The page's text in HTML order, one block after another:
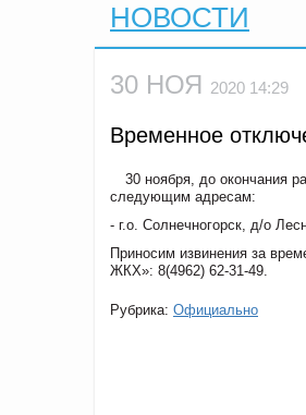
НОВОСТИ
30 НОЯ 2020 14:29
Временное
30 ноября, до окончания
следующим адресам:
- г.о. Солнечногорск, д/о
Приносим извинения за
ЖКХ»: 8(4962) 62-31-49.
Рубрика: Официально